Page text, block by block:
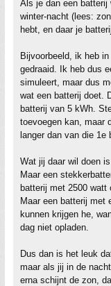
Als je dan een
winter-nacht (lees:
hebt, en daar je
Bijvoorbeeld, ik heb
gedraaid. Ik heb dus
simuleert, maar dus
wat een batterij doet.
batterij van 5 kWh.
toevoegen kan, maar
langer dan van die 1e
Wat jij daar wil doen
Maar een
batterij met 2500
Maar een batterij met
kunnen krijgen he,
dag niet opladen.
Dus dan is het leuk
maar als jij in de
erna schijnt de zon,